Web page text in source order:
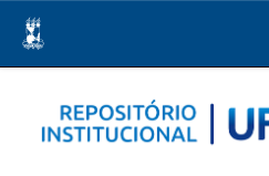
navigation